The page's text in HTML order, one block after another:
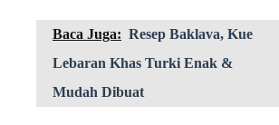
Baca Juga: Resep Baklava, Kue
Lebaran Khas Turki Enak &
Mudah Dibuat